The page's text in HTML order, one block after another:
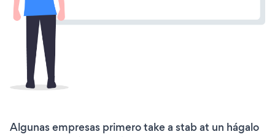
Algunas empresas primero take a stab at un hágalo